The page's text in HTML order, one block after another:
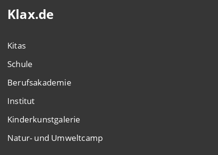
Klax.de
Kitas
Schule
Berufsakademie
Institut
Kinderkunstgalerie
Natur- und Umweltcamp